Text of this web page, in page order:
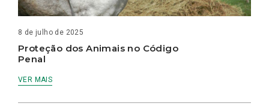
8 de julho de 2025
Proteção dos Animais no Código
Penal
VER MAIS